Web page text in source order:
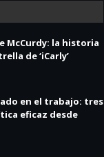
McCurdy: la historia
de ‘iCarly’
en el trabajo: tres
eficaz desde